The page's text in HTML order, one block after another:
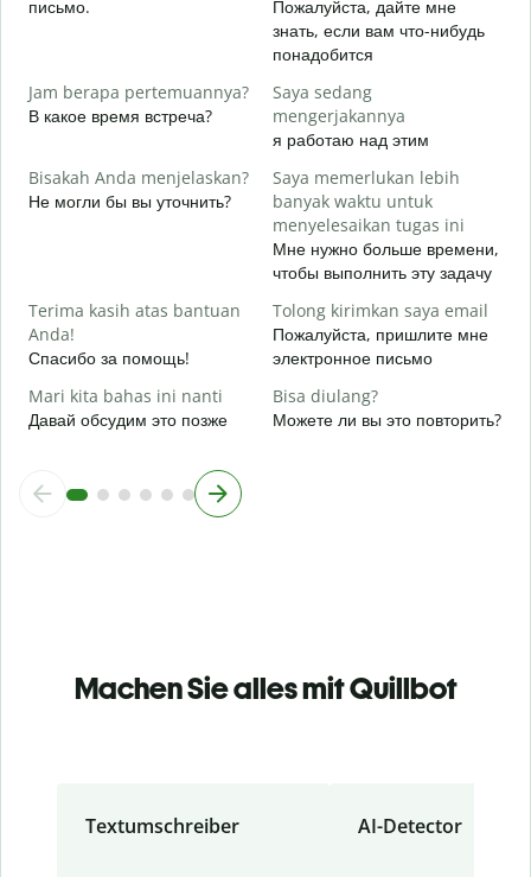
письмо.
Пожалуйста, дайте мне
знать, если вам что-нибудь
понадобится
Jam berapa pertemuannya?
В какое время встреча?
Saya sedang
mengerjakannya
я работаю над этим
Bisakah Anda menjelaskan?
Не могли бы вы уточнить?
Saya memerlukan lebih
banyak waktu untuk
menyelesaikan tugas ini
Мне нужно больше времени,
чтобы выполнить эту задачу
Terima kasih atas bantuan
Anda!
Спасибо за помощь!
Tolong kirimkan saya email
Пожалуйста, пришлите мне
электронное письмо
Mari kita bahas ini nanti
Давай обсудим это позже
Bisa diulang?
Можете ли вы это повторить?
Machen Sie alles mit Quillbot
Textumschreiber AI-Detector